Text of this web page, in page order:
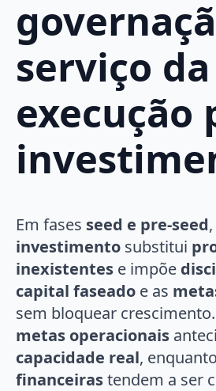
serviço da
execução
Em fases seed e pre-seed
investimento substitui
inexistentes e impõe
capital faseado e as
sem bloquear
metas operacionais
capacidade real, enquanto
financeirastendem a ser